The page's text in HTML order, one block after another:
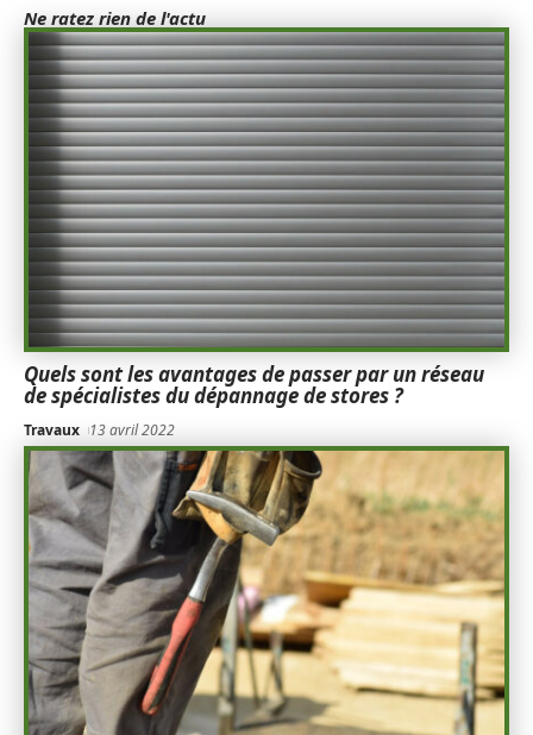
Ne ratez rien de l'actu
Quels sont les avantages de passer par un réseau
de spécialistes du dépannage de stores ?
Travaux 13 avril 2022